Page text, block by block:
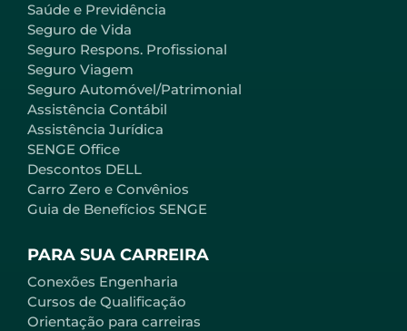
Saúde e Previdência
Seguro de Vida
Seguro Respons. Profissional
Seguro Viagem
Seguro Automóvel/Patrimonial
Assistência Contábil
Assistência Jurídica
SENGE Office
Descontos DELL
Carro Zero e Convênios
Guia de Benefícios SENGE
PARA SUA CARREIRA
Conexões Engenharia
Cursos de Qualificação
Orientação para carreiras